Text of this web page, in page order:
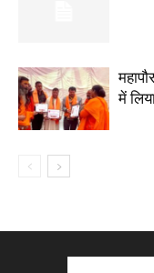
में